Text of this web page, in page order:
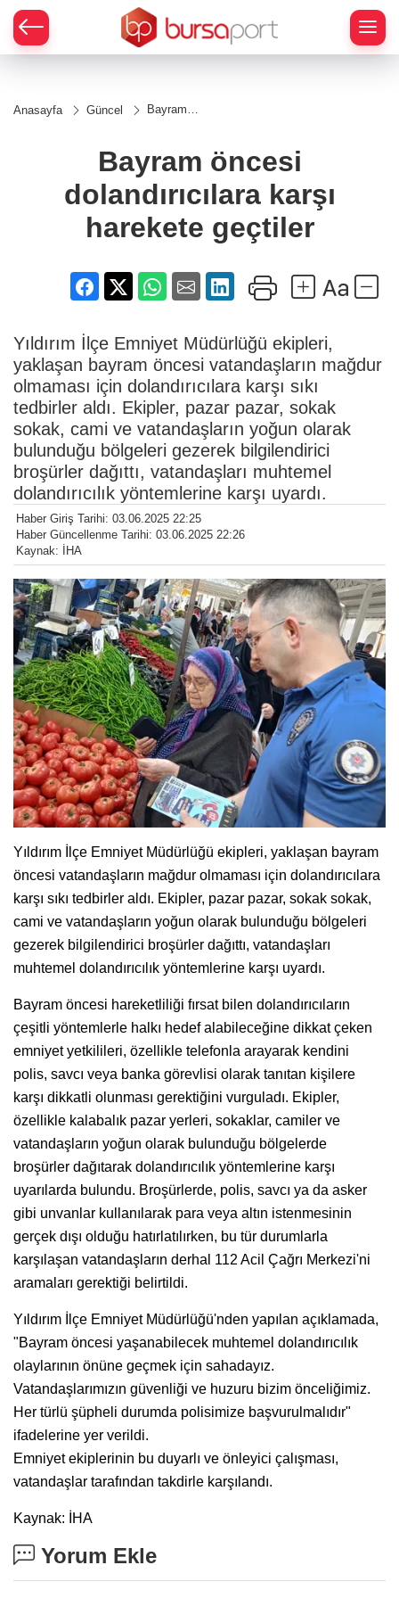
Anasayfa Güncel
Bayram
harekete
Bayram öncesi
dolandırıcılara karşı
harekete geçtiler
Yıldırım İlçe Emniyet Müdürlüğü ekipleri,
yaklaşan bayram öncesi vatandaşların mağdur
olmaması için dolandırıcılara karşı sıkı
tedbirler aldı. Ekipler, pazar pazar, sokak
sokak, cami ve vatandaşların yoğun olarak
bulunduğu bölgeleri gezerek bilgilendirici
broşürler dağıttı, vatandaşları muhtemel
dolandırıcılık yöntemlerine karşı uyardı.
Haber Giriş Tarihi: 03.06.2025 22:25
Haber Güncellenme Tarihi: 03.06.2025 22:26
Kaynak: İHA
Yıldırım İlçe Emniyet Müdürlüğü ekipleri, yaklaşan bayram
öncesi vatandaşların mağdur olmaması için dolandırıcılara
karşı sıkı tedbirler aldı. Ekipler, pazar pazar, sokak sokak,
cami ve vatandaşların yoğun olarak bulunduğu bölgeleri
gezerek bilgilendirici broşürler dağıttı, vatandaşları
muhtemel dolandırıcılık yöntemlerine karşı uyardı.
Bayram öncesi hareketliliği fırsat bilen dolandırıcıların
çeşitli yöntemlerle halkı hedef alabileceğine dikkat çeken
emniyet yetkilileri, özellikle telefonla arayarak kendini
polis, savcı veya banka görevlisi olarak tanıtan kişilere
karşı dikkatli olunması gerektiğini vurguladı. Ekipler,
özellikle kalabalık pazar yerleri, sokaklar, camiler ve
vatandaşların yoğun olarak bulunduğu bölgelerde
broşürler dağıtarak dolandırıcılık yöntemlerine karşı
uyarılarda bulundu. Broşürlerde, polis, savcı ya da asker
gibi unvanlar kullanılarak para veya altın istenmesinin
gerçek dışı olduğu hatırlatılırken, bu tür durumlarla
karşılaşan vatandaşların derhal 112 Acil Çağrı Merkezi'ni
aramaları gerektiği belirtildi.
Yıldırım İlçe Emniyet Müdürlüğü'nden yapılan açıklamada,
"Bayram öncesi yaşanabilecek muhtemel dolandırıcılık
olaylarının önüne geçmek için sahadayız.
Vatandaşlarımızın güvenliği ve huzuru bizim önceliğimiz.
Her türlü şüpheli durumda polisimize başvurulmalıdır"
ifadelerine yer verildi.
Emniyet ekiplerinin bu duyarlı ve önleyici çalışması,
vatandaşlar tarafından takdirle karşılandı.
Kaynak: İHA
Yorum Ekle